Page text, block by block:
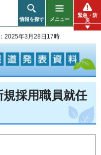
情報を探す メニュー
緊急・防
災
2025年3月28日17時
採用職員就任